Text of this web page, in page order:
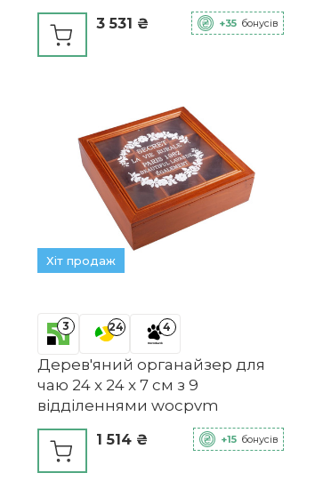
3 531 ₴ +35 бонусів
Хіт продаж
3 24 4
Дерев'яний органайзер для
чаю 24 x 24 x 7 см з 9
відділеннями wocpvm
1 514 ₴ +15 бонусів